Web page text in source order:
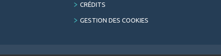
CRÉDITS
GESTION DES COOKIES